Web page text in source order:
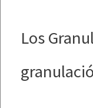
Los